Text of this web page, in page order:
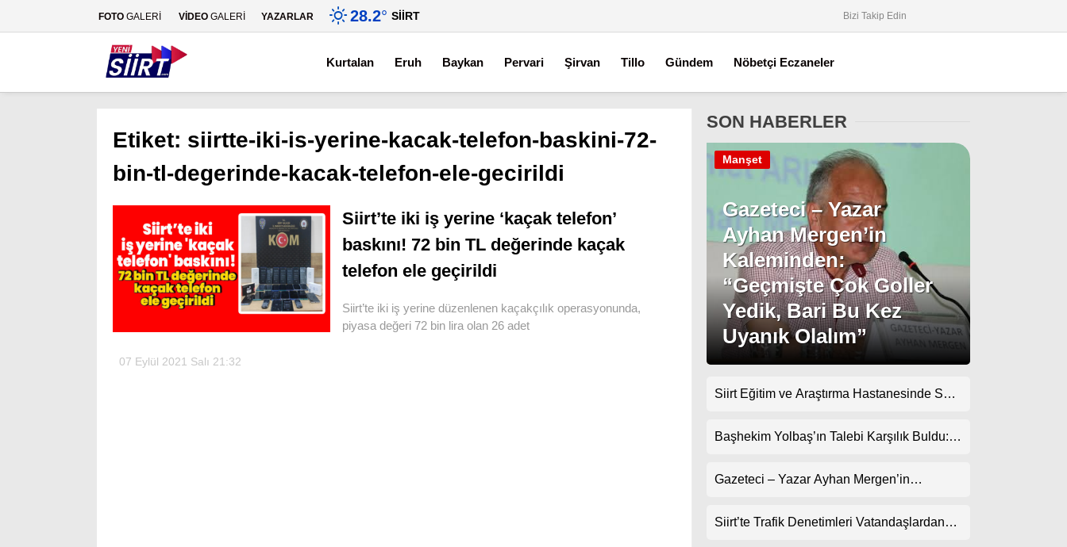
Gündem
Spor
FOTO GALERİ VİDEO GALERİ YAZARLAR 28.2° SIIRT Bizi Takip Edin
Kurtalan Eruh Baykan Pervari Şirvan Tillo Gündem Nöbetçi Eczaneler
Etiket: siirtte-iki-is-yerine-kacak-telefon-baskini-72-
bin-tl-degerinde-kacak-telefon-ele-gecirildi
Siirt’te iki iş yerine ‘kaçak telefon’
baskını! 72 bin TL değerinde kaçak
telefon ele geçirildi
Siirt’te iki iş yerine düzenlenen kaçakçılık operasyonunda,
piyasa değeri 72 bin lira olan 26 adet
07 Eylül 2021 Salı 21:32
SON HABERLER
Gazeteci – Yazar
Ayhan Mergen’in
Kaleminden:
“Geçmişte Çok Goller
Yedik, Bari Bu Kez
Uyanık Olalım”
Manşet
Siirt Eğitim ve Araştırma Hastanesinde Son
Randevularda Bekleme Süresi Kısaldı
Başhekim Yolbaş’ın Talebi Karşılık Buldu:
Gazeteci – Yazar Ayhan Mergen’in
Kuralları”
Siirt’te Trafik Denetimleri Vatandaşlardan